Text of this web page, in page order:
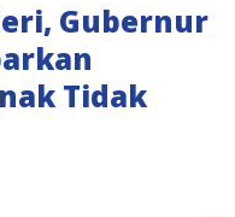
Gubernur
Tidak